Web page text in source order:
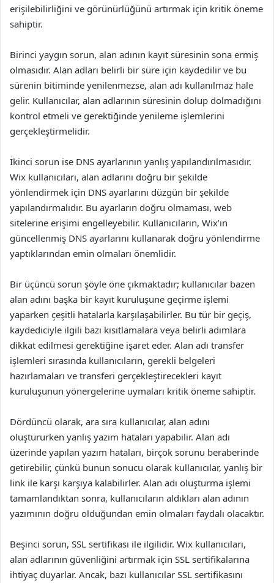
erişilebilirliğini ve görünürlüğünü artırmak için kritik öneme
sahiptir.
Birinci yaygın sorun, alan adının kayıt süresinin sona ermiş
olmasıdır. Alan adları belirli bir süre için kaydedilir ve bu
sürenin bitiminde yenilenmezse, alan adı kullanılmaz hale
gelir. Kullanıcılar, alan adlarının süresinin dolup dolmadığını
kontrol etmeli ve gerektiğinde yenileme işlemlerini
gerçekleştirmelidir.
İkinci sorun ise DNS ayarlarının yanlış yapılandırılmasıdır.
Wix kullanıcıları, alan adlarını doğru bir şekilde
yönlendirmek için DNS ayarlarını düzgün bir şekilde
yapılandırmalıdır. Bu ayarların doğru olmaması, web
sitelerine erişimi engelleyebilir. Kullanıcıların, Wix’ın
güncellenmiş DNS ayarlarını kullanarak doğru yönlendirme
yaptıklarından emin olmaları önemlidir.
Bir üçüncü sorun şöyle öne çıkmaktadır; kullanıcılar bazen
alan adını başka bir kayıt kuruluşune geçirme işlemi
yaparken çeşitli hatalarla karşılaşabilirler. Bu tür bir geçiş,
kaydediciyle ilgili bazı kısıtlamalara veya belirli adımlara
dikkat edilmesi gerektiğine işaret eder. Alan adı transfer
işlemleri sırasında kullanıcıların, gerekli belgeleri
hazırlamaları ve transferi gerçekleştirecekleri kayıt
kuruluşunun yönergelerine uymaları kritik öneme sahiptir.
Dördüncü olarak, ara sıra kullanıcılar, alan adını
oluştururken yanlış yazım hataları yapabilir. Alan adı
üzerinde yapılan yazım hataları, birçok sorunu beraberinde
getirebilir, çünkü bunun sonucu olarak kullanıcılar, yanlış bir
link ile karşı karşıya kalabilirler. Alan adı oluşturma işlemi
tamamlandıktan sonra, kullanıcıların aldıkları alan adının
yazımının doğru olduğundan emin olmaları faydalı olacaktır.
Beşinci sorun, SSL sertifikası ile ilgilidir. Wix kullanıcıları,
alan adlarının güvenliğini artırmak için SSL sertifikalarına
ihtiyaç duyarlar. Ancak, bazı kullanıcılar SSL sertifikasını